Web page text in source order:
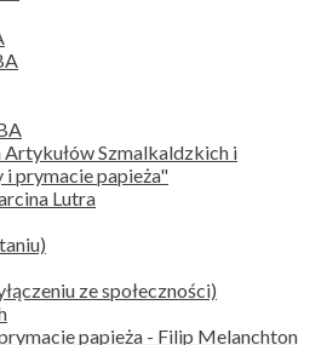
Szmalkaldzkich i
prymacie papieża"
Lutra
ze społeczności)
papieża - Filip Melanchton